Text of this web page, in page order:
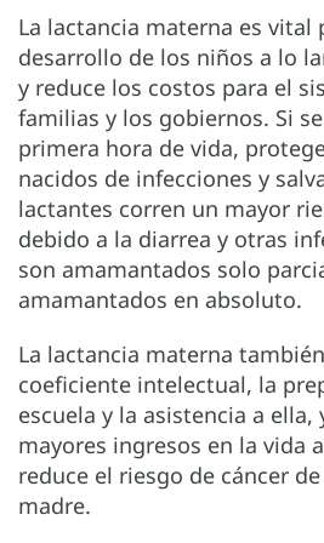
La lactancia materna es vital
desarrollo de los niños a lo
y reduce los costos para el
familias y los gobiernos. Si
primera hora de vida,
nacidos de infecciones y
lactantes corren un mayor
debido a la diarrea y otras
son amamantados solo
amamantados en absoluto.
La lactancia materna
coeficiente intelectual, la
escuela y la asistencia a ella,
mayores ingresos en la vida
reduce el riesgo de cáncer
madre.